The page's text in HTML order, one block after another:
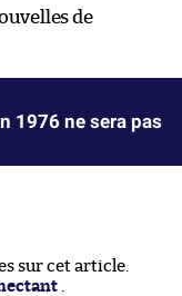
de
1976 ne sera pas
sur cet article.